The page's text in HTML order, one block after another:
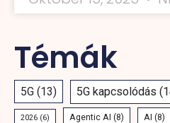
Témák
5G (13) 5G kapcsolódás
2026 (6) Agentic AI (8) AI (8)